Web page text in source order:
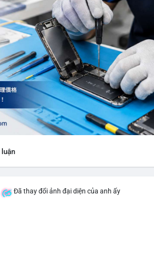
luận
Đã thay đổi ảnh đại diện của anh ấy